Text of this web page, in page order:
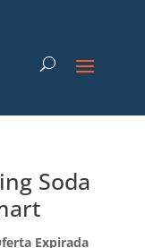
Soda
Expirada